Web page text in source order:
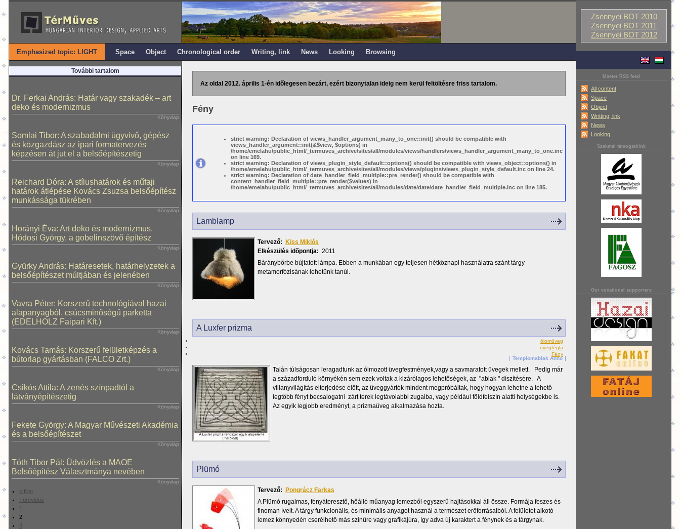
Zsennyei BOT 2010
Zsennyei BOT 2011
Zsennyei BOT 2012
Master RSS feed
All content
Space
Object
Writting, link
News
Looking
Szakmai támogatóink
Our vocational supporters
Emphasized topic: LIGHT Space Object Chronological order Writing, link News Looking Browsing
További tartalom
Dr. Ferkai András: Határ vagy szakadék – art
deko és modernizmus
Könyvlap
Somlai Tibor: A szabadalmi ügyvivő, gépész
és közgazdász az ipari formatervezés
képzésen át jut el a belsőépítészetig
Könyvlap
Reichard Dóra: A stílushatárok és műfaji
határok átlépése Kovács Zsuzsa belsőépítész
munkássága tükrében
Könyvlap
Horányi Éva: Art deko és modernizmus.
Hódosi György, a gobelinszövő építész
Könyvlap
Gyürky András: Határesetek, határhelyzetek a
belsőépítészet múltjában és jelenében
Könyvlap
Vavra Péter: Korszerű technológiával hazai
alapanyagból, csúcsminőségű parketta
(EDELHOLZ Faipari Kft.)
Könyvlap
Kovács Tamás: Korszerű felületképzés a
bútorlap gyártásban (FALCO Zrt.)
Könyvlap
Csikós Attila: A zenés színpadtól a
látványépítészetig
Könyvlap
Fekete György: A Magyar Művészeti Akadémia
és a belsőépítészet
Könyvlap
Tóth Tibor Pál: Üdvözlés a MAOE
Belsőépítész Választmánya nevében
Könyvlap
« first
‹ previous
1
2
3
Az oldal 2012. április 1-én időlegesen bezárt, ezért bizonytalan ideig nem kerül feltöltésre friss tartalom.
Fény
strict warning: Declaration of views_handler_argument_many_to_one::init() should be compatible with
views_handler_argument::init(&$view, $options) in
/home/emelahu/public_html/_termuves_archive/sites/all/modules/views/handlers/views_handler_argument_many_to_one.inc
on line 169.
strict warning: Declaration of views_plugin_style_default::options() should be compatible with views_object::options() in
/home/emelahu/public_html/_termuves_archive/sites/all/modules/views/plugins/views_plugin_style_default.inc on line 24.
strict warning: Declaration of date_handler_field_multiple::pre_render() should be compatible with
content_handler_field_multiple::pre_render($values) in
/home/emelahu/public_html/_termuves_archive/sites/all/modules/date/date/date_handler_field_multiple.inc on line 185.
Lamblamp
Tervező:
Kiss Miklós
Elkészülés idõpontja: 2011
Báránybőrbe bújtatott lámpa. Ebben a munkában egy teljesen hétköznapi használatra szánt tárgy
metamorfózisának lehetünk tanúi.
A Luxfer prizma
ólomüveg
üvegtégla
Fény
Templomablak Anno
Talán túlságosan leragadtunk az ólmozott üvegfestmények,vagy a savmaratott üvegek mellett. Pedig már
a századforduló környékén sem ezek voltak a kizárólagos lehetőségek, az "ablak " díszítésére. A
villanyvilágítás elterjedése előtt, az üveggyártók mindent megpróbáltak, hogy hogyan lehetne a lehető
legtöbb fényt becsalogatni zárt terek legtávolabbi zugaiba, vagy például földfelszín alatti helységekbe is.
Az egyik legjobb eredményt, a prizmaüveg alkalmazása hozta.
Plümó
Tervező:
Pongrácz Farkas
A Plümó rugalmas, fényáteresztő, hőálló műanyag lemezből egyszerű hajtásokkal áll össze. Formája feszes és
finoman ívelt. A tárgy funkcionális, és minimális anyagot használ a természet erőforrásaiból. A felületet alkotó
lemez könnyedén cserélhető más színűre vagy grafikájúra, így adva új karaktert a fénynek és a tárgynak.